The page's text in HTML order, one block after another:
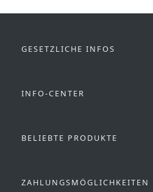
GESETZLICHE INFOS
INFO-CENTER
BELIEBTE PRODUKTE
ZAHLUNGSMÖGLICHKEITEN